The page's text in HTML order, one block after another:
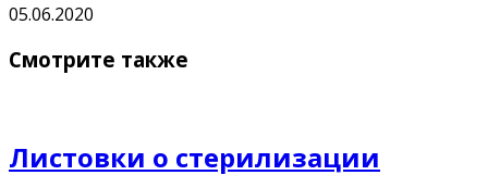
05.06.2020
Смотрите также
Листовки о стерилизации